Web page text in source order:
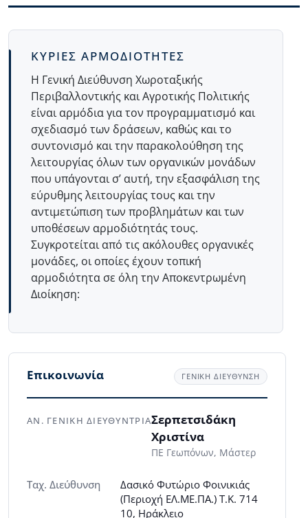
Body
ΚΥΡΙΕΣ ΑΡΜΟΔΙΟΤΗΤΕΣ
Η Γενική Διεύθυνση Χωροταξικής
Περιβαλλοντικής και Αγροτικής Πολιτικής
είναι αρμόδια για τον προγραμματισμό και
σχεδιασμό των δράσεων, καθώς και το
συντονισμό και την παρακολούθηση της
λειτουργίας όλων των οργανικών μονάδων
που υπάγονται σ’ αυτή, την εξασφάλιση της
εύρυθμης λειτουργίας τους και την
αντιμετώπιση των προβλημάτων και των
υποθέσεων αρμοδιότητάς τους.
Συγκροτείται από τις ακόλουθες οργανικές
μονάδες, οι οποίες έχουν τοπική
αρμοδιότητα σε όλη την Αποκεντρωμένη
Διοίκηση:
Επικοινωνία ΓΕΝΙΚΗ ΔΙΕΥΘΥΝΣΗ
ΑΝ. ΓΕΝΙΚΗ ΔΙΕΥΘΥΝΤΡΙΑΣερπετσιδάκη
Χριστίνα
ΠΕ Γεωπόνων, Μάστερ
Ταχ. Διεύθυνση
Δασικό Φυτώριο Φοινικιάς
(Περιοχή ΕΛ.ΜΕ.ΠΑ.) Τ.Κ. 714
10, Ηράκλειο